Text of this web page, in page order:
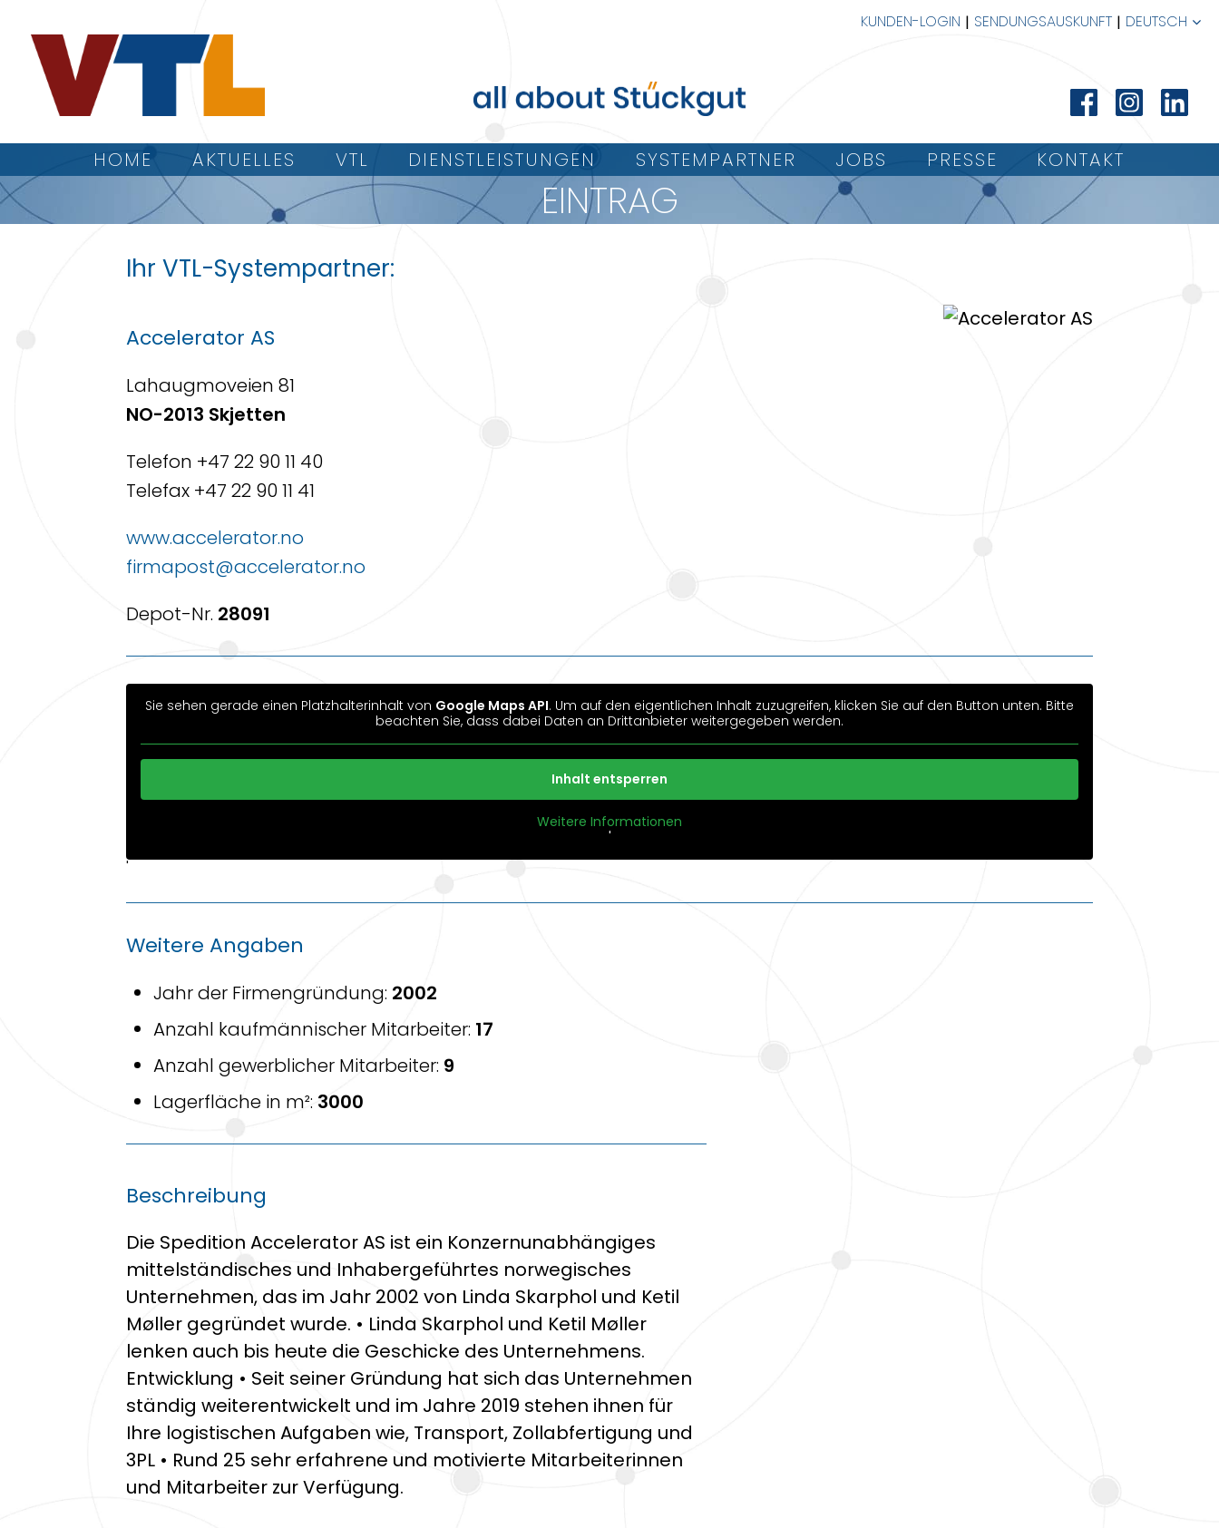
KUNDEN-LOGIN SENDUNGSAUSKUNFT DEUTSCH
HOME AKTUELLES VTL DIENSTLEISTUNGEN SYSTEMPARTNER JOBS PRESSE KONTAKT
EINTRAG
Ihr VTL-Systempartner:
Accelerator AS
Lahaugmoveien 81
NO-2013 Skjetten
Telefon +47 22 90 11 40
Telefax +47 22 90 11 41
www.accelerator.no
firmapost@accelerator.no
Depot-Nr. 28091
Sie sehen gerade einen Platzhalterinhalt von Google Maps API. Um auf den eigentlichen Inhalt zuzugreifen, klicken Sie auf den Button unten. Bitte
beachten Sie, dass dabei Daten an Drittanbieter weitergegeben werden.
Inhalt entsperren
Weitere Informationen
'
'
Weitere Angaben
Jahr der Firmengründung: 2002
Anzahl kaufmännischer Mitarbeiter: 17
Anzahl gewerblicher Mitarbeiter: 9
Lagerfläche in m²: 3000
Beschreibung
Die Spedition Accelerator AS ist ein Konzernunabhängiges
mittelständisches und Inhabergeführtes norwegisches
Unternehmen, das im Jahr 2002 von Linda Skarphol und Ketil
Møller gegründet wurde. • Linda Skarphol und Ketil Møller
lenken auch bis heute die Geschicke des Unternehmens.
Entwicklung • Seit seiner Gründung hat sich das Unternehmen
ständig weiterentwickelt und im Jahre 2019 stehen ihnen für
Ihre logistischen Aufgaben wie, Transport, Zollabfertigung und
3PL • Rund 25 sehr erfahrene und motivierte Mitarbeiterinnen
und Mitarbeiter zur Verfügung.